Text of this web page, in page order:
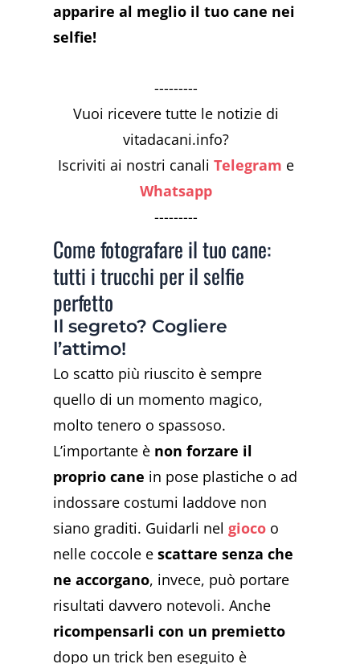
apparire al meglio il tuo cane nei
selfie!
---------
Vuoi ricevere tutte le notizie di
vitadacani.info?
Iscriviti ai nostri canaliTelegram e
Whatsapp
---------
Come fotografare il tuo cane:
tutti i trucchi per il selfie
perfetto
Il segreto? Cogliere
l’attimo!
Lo scatto più riuscito è sempre
quello di un momento magico,
molto tenero o spassoso.
L’importante è non forzare il
proprio cane in pose plastiche o ad
indossare costumi laddove non
siano graditi. Guidarli nelgioco o
nelle coccole escattare senza che
ne accorgano, invece, può portare
risultati davvero notevoli. Anche
ricompensarli con un premietto
dopo un trick ben eseguito è